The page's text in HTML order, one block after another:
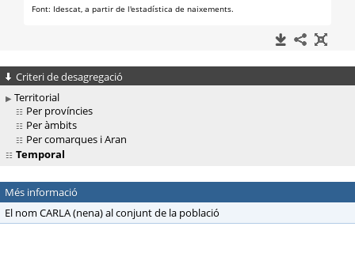
Criteri de desagregació
Territorial
Per províncies
Per àmbits
Per comarques i Aran
Temporal
Més informació
El nom CARLA (nena) al conjunt de la població